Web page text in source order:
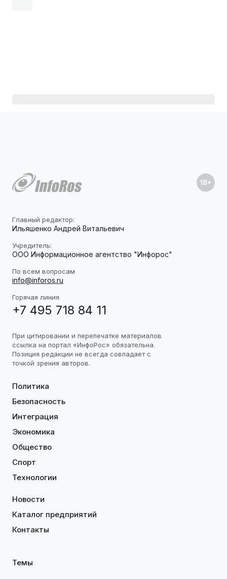
Главный редактор:
Ильяшенко Андрей Витальевич
Учредитель:
ООО Информационное агентство "Инфорос"
По всем вопросам
info@inforos.ru
Горячая линия
+7 495 718 84 11
При цитировании и перепечатке материалов
ссылка на портал «ИнфоРос» обязательна.
Позиция редакции не всегда совпадает с
точкой зрения авторов.
Политика
Безопасность
Интеграция
Экономика
Общество
Спорт
Технологии
Новости
Каталог предприятий
Контакты
Темы